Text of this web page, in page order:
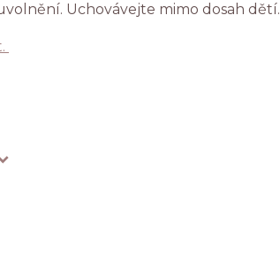
Uchovávejte mimo dosah dětí.